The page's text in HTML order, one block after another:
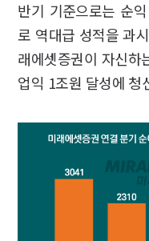
반기 기준으로는 순
로 역대급 성적을 과
래에셋증권이 자신하
업익 1조원 달성에 청